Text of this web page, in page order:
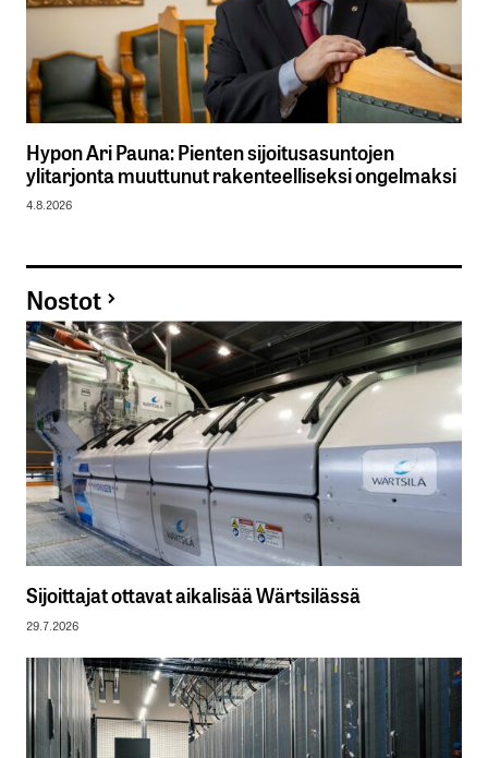
Hypon Ari Pauna: Pienten sijoitusasuntojen
ylitarjonta muuttunut rakenteelliseksi ongelmaksi
4.8.2026
Nostot
Sijoittajat ottavat aikalisää Wärtsilässä
29.7.2026